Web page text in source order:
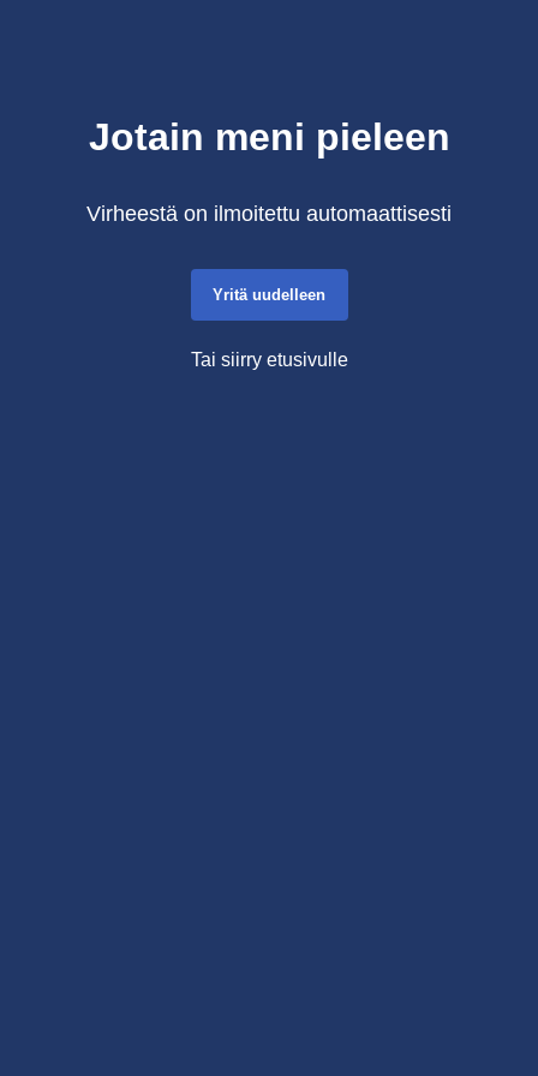
Jotain meni pieleen
Virheestä on ilmoitettu automaattisesti
Yritä uudelleen
Tai siirry etusivulle